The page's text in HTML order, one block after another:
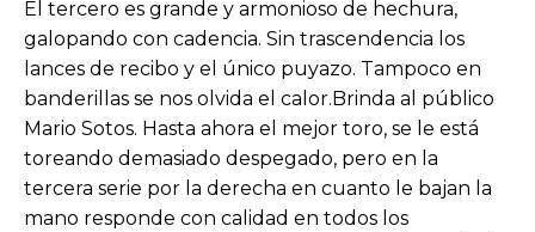
El tercero es grande y armonioso de hechura,
galopando con cadencia. Sin trascendencia los
lances de recibo y el único puyazo. Tampoco en
banderillas se nos olvida el calor.Brinda al público
Mario Sotos. Hasta ahora el mejor toro, se le está
toreando demasiado despegado, pero en la
tercera serie por la derecha en cuanto le bajan la
mano responde con calidad en todos los